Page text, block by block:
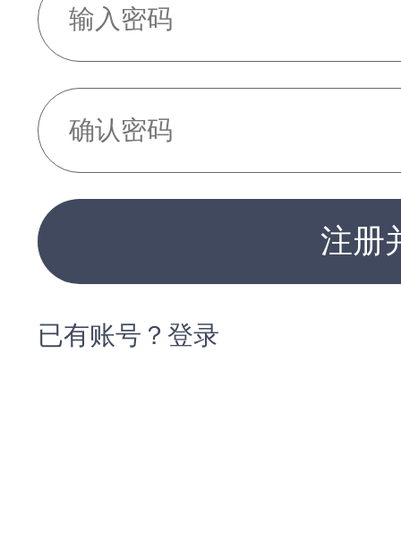
注册
已有账号？登录